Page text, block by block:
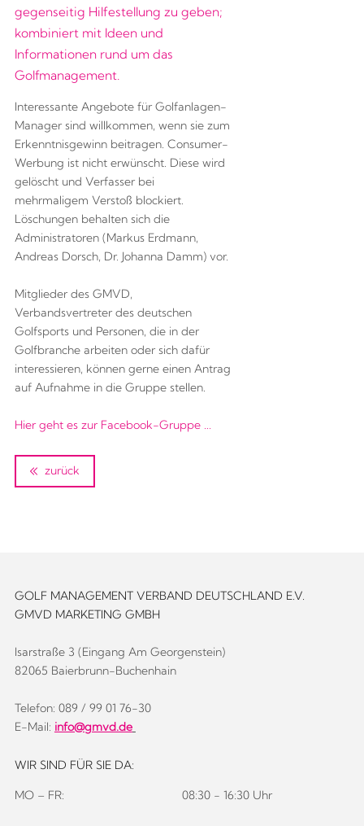
gegenseitig Hilfestellung zu geben;
kombiniert mit Ideen und
Informationen rund um das
Golfmanagement.
Interessante Angebote für Golfanlagen-
Manager sind willkommen, wenn sie zum
Erkenntnisgewinn beitragen. Consumer-
Werbung ist nicht erwünscht. Diese wird
gelöscht und Verfasser bei
mehrmaligem Verstoß blockiert.
Löschungen behalten sich die
Administratoren (Markus Erdmann,
Andreas Dorsch, Dr. Johanna Damm) vor.
Mitglieder des GMVD,
Verbandsvertreter des deutschen
Golfsports und Personen, die in der
Golfbranche arbeiten oder sich dafür
interessieren, können gerne einen Antrag
auf Aufnahme in die Gruppe stellen.
Hier geht es zur Facebook-Gruppe ...
zurück
GOLF MANAGEMENT VERBAND DEUTSCHLAND E.V.
GMVD MARKETING GMBH
Isarstraße 3 (Eingang Am Georgenstein)
82065 Baierbrunn-Buchenhain
Telefon: 089 / 99 01 76-30
E-Mail: info@gmvd.de
WIR SIND FÜR SIE DA:
MO – FR: 08:30 - 16:30 Uhr